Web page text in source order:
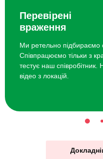
Перевірені
враження
Ми ретельно підбираємо
Співпрацюємо тільки з
тестує наш
відео з локацій.